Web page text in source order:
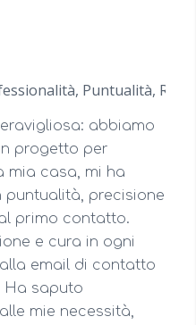
Puntualità,
abbiamo
progetto per
mia casa, mi ha
puntualità, precisione
primo contatto.
e cura in ogni
email di contatto
Ha saputo
mie necessità,